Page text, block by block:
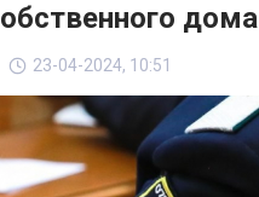
дома
23-04-2024, 10:51